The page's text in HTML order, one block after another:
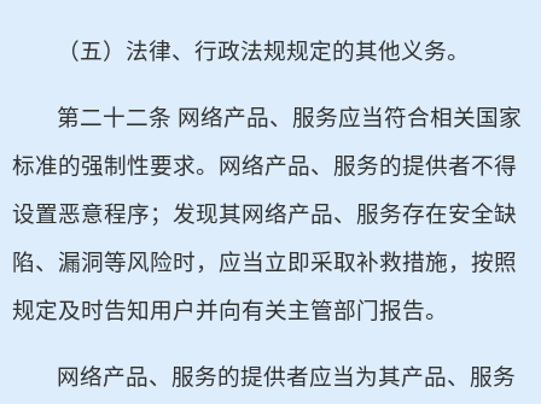
（五）法律、行政法规规定的其他义务。
第二十二条 网络产品、服务应当符合相关国家
标准的强制性要求。网络产品、服务的提供者不得
设置恶意程序；发现其网络产品、服务存在安全缺
陷、漏洞等风险时，应当立即采取补救措施，按照
规定及时告知用户并向有关主管部门报告。
网络产品、服务的提供者应当为其产品、服务